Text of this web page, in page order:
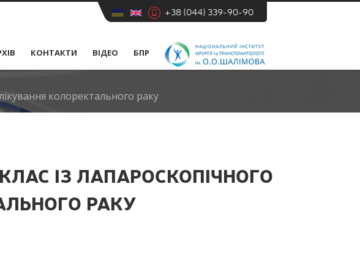
+38 (044) 339-90-90
КОНТАКТИ ВІДЕО БПР
колоректального раку
ІЗ ЛАПАРОСКОПІЧНОГО
РАКУ